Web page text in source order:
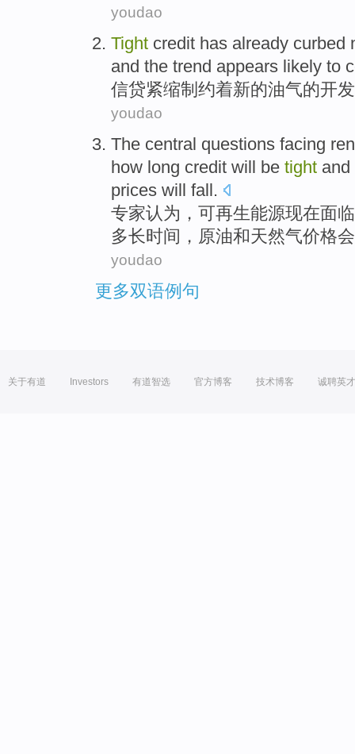
youdao
Tight credit has already curbed
and the trend appears likely to
信贷紧缩制约着新的油气的开发
youdao
The central questions facing
how long credit will be tight
prices will fall.
专家认为 ，可再生能源现在面临
多长时间 ， 原油和天然气价格会
youdao
更多双语例句
关于有道 Investors 有道智选 官方博客 技术博客 诚聘英才